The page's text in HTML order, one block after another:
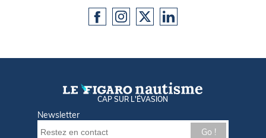
CAP SUR L'ÉVASION
Newsletter
Go !